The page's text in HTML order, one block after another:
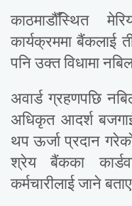
काठमाडौँस्थित
कार्यक्रममा बैंकलाई
पनि उक्त विधामा
अवार्ड ग्रहणपछि
अधिकृत आदर्श
थप ऊर्जा प्रदान
श्रेय बैंकका
कर्मचारीलाई जाने